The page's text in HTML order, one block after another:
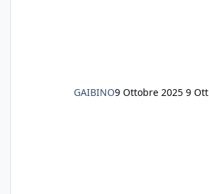
GAIBINO9 Ottobre 2025 9 Ott